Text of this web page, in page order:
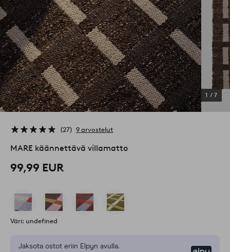
1 / 7
27 9 arvostelut
MARE käännettävä villamatto
99,99 EUR
Väri: undefined
Jaksota ostot eriin Elpyn avulla.